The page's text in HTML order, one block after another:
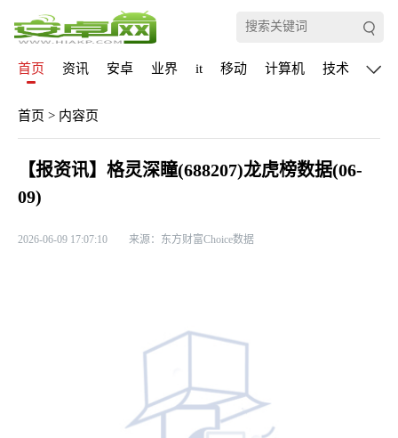
首页 资讯 安卓 业界 it 移动 计算机 技术 通信
首页 > 内容页
【报资讯】格灵深瞳(688207)龙虎榜数据(06-
09)
2026-06-09 17:07:10 来源：东方财富Choice数据